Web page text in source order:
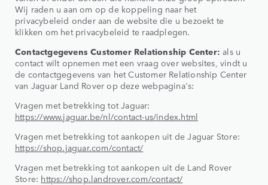
Wij raden u aan om op de koppeling naar het
privacybeleid onder aan de website die u bezoekt te
klikken om het privacybeleid te raadplegen.
Contactgegevens Customer Relationship Center: als u
contact wilt opnemen met een vraag over websites, vindt u
de contactgegevens van het Customer Relationship Center
van Jaguar Land Rover op deze webpagina's:
Vragen met betrekking tot Jaguar:
https://www.jaguar.be/nl/contact-us/index.html
Vragen met betrekking tot aankopen uit de Jaguar Store:
https://shop.jaguar.com/contact/
Vragen met betrekking tot aankopen uit de Land Rover
Store: https://shop.landrover.com/contact/